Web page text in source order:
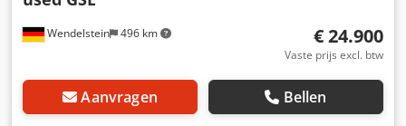
Wendelstein 496 km € 24.900
Vaste prijs excl. btw
Aanvragen Bellen